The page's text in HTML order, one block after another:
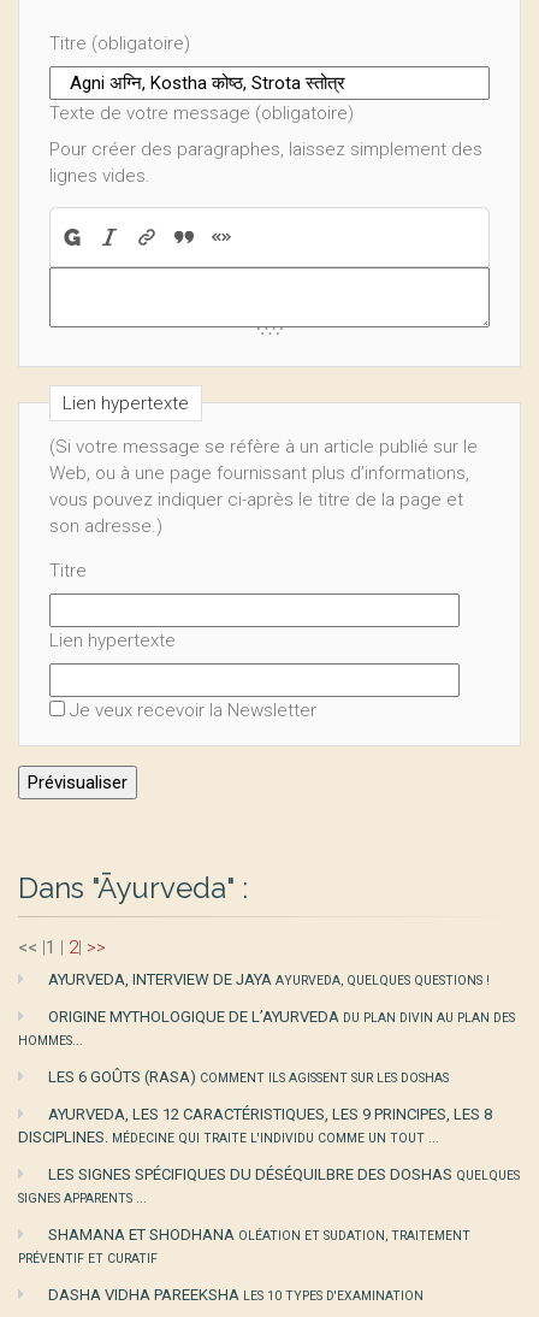
Titre (obligatoire)
Texte de votre message (obligatoire)
Pour créer des paragraphes, laissez simplement des
lignes vides.
Lien hypertexte
(Si votre message se réfère à un article publié sur le
Web, ou à une page fournissant plus d’informations,
vous pouvez indiquer ci-après le titre de la page et
son adresse.)
Titre
Lien hypertexte
Je veux recevoir la Newsletter
Dans "Āyurveda" :
<< |1 | 2| >>
AYURVEDA, INTERVIEW DE JAYA AYURVEDA, QUELQUES QUESTIONS !
ORIGINE MYTHOLOGIQUE DE L’AYURVEDA DU PLAN DIVIN AU PLAN DES
HOMMES...
LES 6 GOÛTS (RASA) COMMENT ILS AGISSENT SUR LES DOSHAS
AYURVEDA, LES 12 CARACTÉRISTIQUES, LES 9 PRINCIPES, LES 8
DISCIPLINES.
MÉDECINE QUI TRAITE L'INDIVIDU COMME UN TOUT ...
LES SIGNES SPÉCIFIQUES DU DÉSÉQUILBRE DES DOSHAS QUELQUES
SIGNES APPARENTS ...
SHAMANA ET SHODHANA OLÉATION ET SUDATION, TRAITEMENT
PRÉVENTIF ET CURATIF
DASHA VIDHA PAREEKSHA LES 10 TYPES D'EXAMINATION